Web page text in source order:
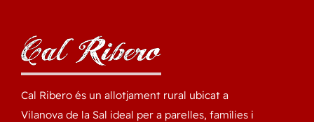
Cal Ribero és un allotjament rural ubicat a
Vilanova de la Sal ideal per a parelles, famílies i